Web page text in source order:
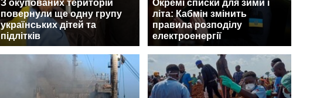
З окупованих територій
повернули ще одну групу
українських дітей та
підлітків
Окремі списки для зими і
літа: Кабмін змінить
правила розподілу
електроенергії